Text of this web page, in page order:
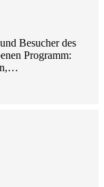
Besucher des
Programm: